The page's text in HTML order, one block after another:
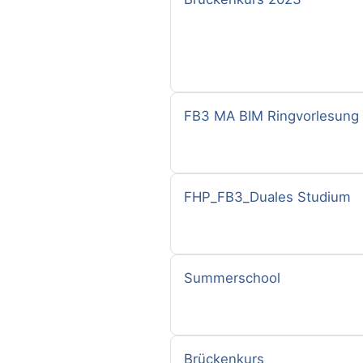
Nazwa kursu
FB3 MA BIM Ringvorlesung
Nazwa kursu
FHP_FB3_Duales Studium
Nazwa kursu
Summerschool
Nazwa kursu
Brückenkurs